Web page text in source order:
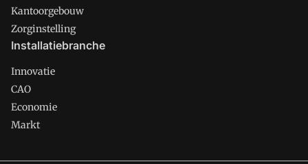
Kantoorgebouw
Zorginstelling
Installatiebranche
Innovatie
CAO
Economie
Markt